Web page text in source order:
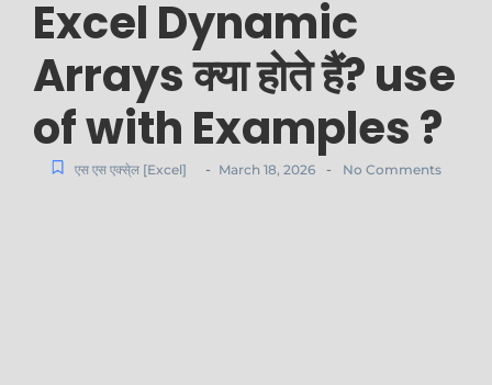
Excel Dynamic
Arrays क्या होते हैं? use
of with Examples ?
एस एस एक्से्ल [Excel] - March 18, 2026 - No Comments